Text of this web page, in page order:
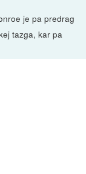
je pa predrag
tazga, kar pa